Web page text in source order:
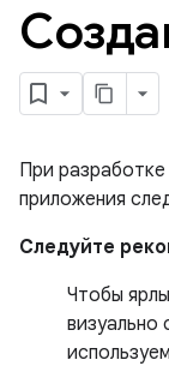
При
приложения
Следуйте
Чтобы
визуально